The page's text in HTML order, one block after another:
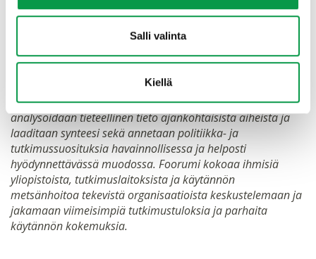
Salli valinta
Kiellä
Metsäpolitiikkafoorumi
Metsäpolitiikkafoorumi edistää tutkimusnäyttöön
perustuvaa metsä- ja ympäristöpolitiikkaa. Foorumissa
analysoidaan tieteellinen tieto ajankohtaisista aiheista ja
laaditaan synteesi sekä annetaan politiikka- ja
tutkimussuosituksia havainnollisessa ja helposti
hyödynnettävässä muodossa. Foorumi kokoaa ihmisiä
yliopistoista, tutkimuslaitoksista ja käytännön
metsänhoitoa tekevistä organisaatioista keskustelemaan ja
jakamaan viimeisimpiä tutkimustuloksia ja parhaita
käytännön kokemuksia.